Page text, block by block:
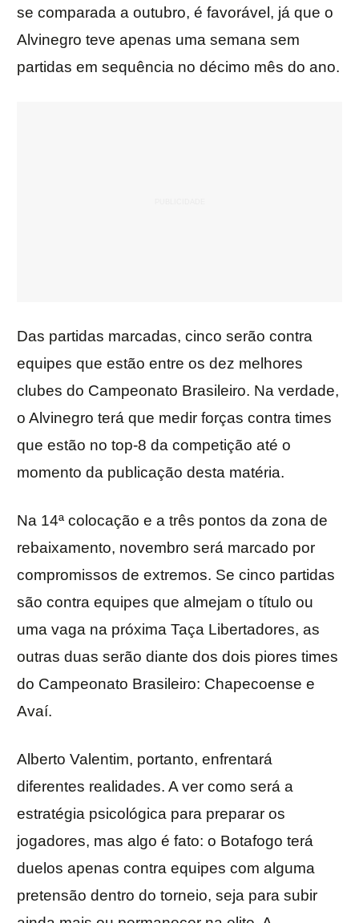
se comparada a outubro, é favorável, já que o
Alvinegro teve apenas uma semana sem
partidas em sequência no décimo mês do ano.
Das partidas marcadas, cinco serão contra
equipes que estão entre os dez melhores
clubes do Campeonato Brasileiro. Na verdade,
o Alvinegro terá que medir forças contra times
que estão no top-8 da competição até o
momento da publicação desta matéria.
Na 14ª colocação e a três pontos da zona de
rebaixamento, novembro será marcado por
compromissos de extremos. Se cinco partidas
são contra equipes que almejam o título ou
uma vaga na próxima Taça Libertadores, as
outras duas serão diante dos dois piores times
do Campeonato Brasileiro: Chapecoense e
Avaí.
Alberto Valentim, portanto, enfrentará
diferentes realidades. A ver como será a
estratégia psicológica para preparar os
jogadores, mas algo é fato: o Botafogo terá
duelos apenas contra equipes com alguma
pretensão dentro do torneio, seja para subir